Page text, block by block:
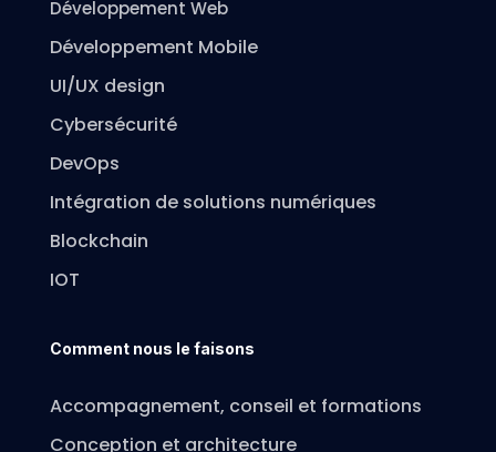
Développement Web
Développement Mobile
UI/UX design
Cybersécurité
DevOps
Intégration de solutions numériques
Blockchain
IOT
Comment nous le faisons
Accompagnement, conseil et formations
Conception et architecture